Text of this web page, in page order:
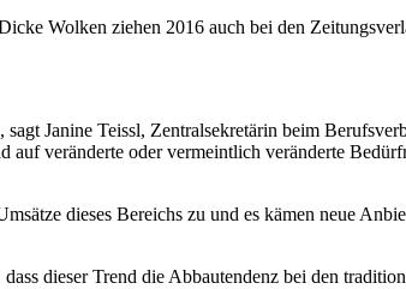
Wolken ziehen 2016 auch bei den
Janine Teissl, Zentralsekretärin beim
veränderte oder vermeintlich veränderte
dieses Bereichs zu und es kämen neue
dieser Trend die Abbautendenz bei den